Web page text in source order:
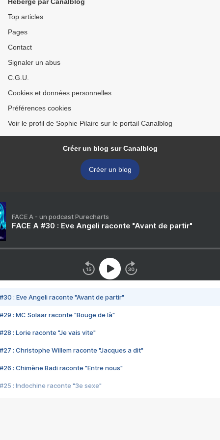
Top articles
Pages
Contact
Signaler un abus
C.G.U.
Cookies et données personnelles
Préférences cookies
Voir le profil de Sophie Pilaire sur le portail Canalblog
Créer un blog sur Canalblog
Créer un blog
FACE A - un podcast Purecharts
FACE A #30 : Eve Angeli raconte "Avant de partir"
#30 : Eve Angeli raconte "Avant de partir"
#29 : MC Solaar raconte "Bouge de là"
#28 : Lorie raconte "Je vais vite"
#27 : Christophe Willem raconte "Jacques a dit"
#26 : Chimène Badi raconte "Entre nous"
#25 : Indochine raconte "3e sexe"